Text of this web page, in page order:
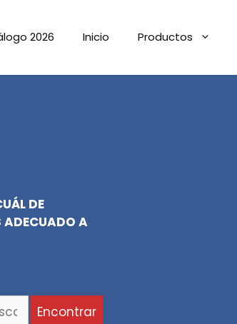
2026 Inicio Productos
DE
ADECUADO A
Encontrar